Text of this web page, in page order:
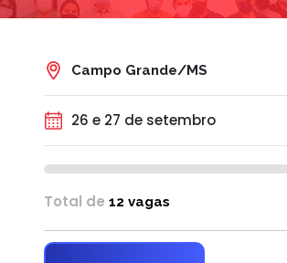
Campo Grande/MS
26 e 27 de setembro
Total de 12 vagas
R$